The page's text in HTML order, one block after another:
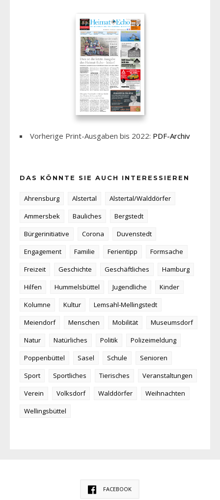
Vorherige Print-Ausgaben bis 2022: PDF-Archiv
DAS KÖNNTE SIE AUCH INTERESSIEREN
Ahrensburg Alstertal
Alstertal/Walddörfer
Ammersbek
Bauliches
Bergstedt
Bürgerinitiative
Corona
Duvenstedt
Engagement
Familie Ferientipp
Formsache
Freizeit
Geschichte Geschäftliches
Hamburg
Hilfen
Hummelsbüttel Jugendliche
Kinder
Kolumne
Kultur
Lemsahl-Mellingstedt
Meiendorf
Menschen Mobilität
Museumsdorf
Natur
Natürliches Politik
Polizeimeldung
Poppenbüttel
Sasel Schule
Senioren
Sport
Sportliches Tierisches
Veranstaltungen
Verein
Volksdorf Walddörfer
Weihnachten
Wellingsbüttel
FACEBOOK